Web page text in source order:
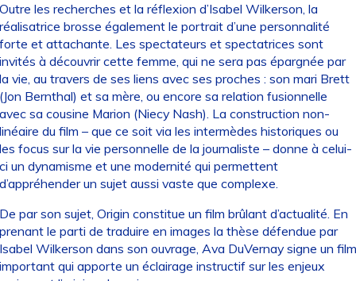
les recherches et la réflexion d’Isabel Wilkerson, la
brosse également le portrait d’une personnalité
et attachante. Les spectateurs et spectatrices sont
à découvrir cette femme, qui ne sera pas épargnée par
vie, au travers de ses liens avec ses proches : son mari Brett
Bernthal) et sa mère, ou encore sa relation fusionnelle
sa cousine Marion (Niecy Nash). La construction non-
du film – que ce soit via les intermèdes historiques ou
focus sur la vie personnelle de la journaliste – donne à celui-
un dynamisme et une modernité qui permettent
un sujet aussi vaste que complexe.
par son sujet, Origin constitue un film brûlant d’actualité. En
le parti de traduire en images la thèse défendue par
Wilkerson dans son ouvrage, Ava DuVernay signe un film
qui apporte un éclairage instructif sur les enjeux